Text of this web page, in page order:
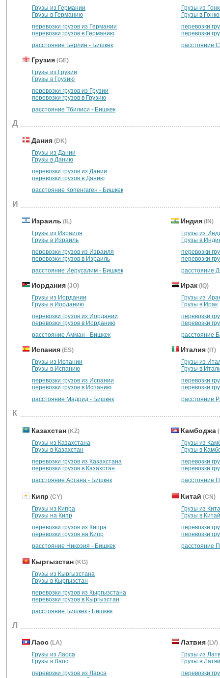
Грузы из Германии
Грузы в Германию
перевозки грузов из Германии
перевозки грузов в Германию
расстояние Берлин - Бишкек
Грузы из
Грузы в
перевозки
перевозки
расстояние
Грузия (GE)
Грузы из Грузии
Грузы в Грузию
перевозки грузов из Грузии
перевозки грузов в Грузию
расстояние Тбилиси - Бишкек
Д
Дания (DK)
Грузы из Дании
Грузы в Данию
перевозки грузов из Дании
перевозки грузов в Данию
расстояние Копенгаген - Бишкек
И
Израиль (IL)
Грузы из Израиля
Грузы в Израиль
перевозки грузов из Израиля
перевозки грузов в Израиль
расстояние Иерусалим - Бишкек
Индия (IN)
Грузы из
Грузы в
перевозки
перевозки
расстояние
Иордания (JO)
Грузы из Иордании
Грузы в Иорданию
перевозки грузов из Иордании
перевозки грузов в Иорданию
расстояние Амман - Бишкек
Ирак (IQ)
Грузы из
Грузы в Ирак
перевозки
перевозки
расстояние
Испания (ES)
Грузы из Испании
Грузы в Испанию
перевозки грузов из Испании
перевозки грузов в Испанию
расстояние Мадрид - Бишкек
Италия (IT)
Грузы из
Грузы в
перевозки
перевозки
расстояние
К
Казахстан (KZ)
Грузы из Казахстана
Грузы в Казахстан
перевозки грузов из Казахстана
перевозки грузов в Казахстан
расстояние Астана - Бишкек
Камбоджа
Грузы из
Грузы в
перевозки
перевозки
расстояние
Кипр (CY)
Грузы из Кипра
Грузы на Кипр
перевозки грузов из Кипра
перевозки грузов на Кипр
расстояние Никозия - Бишкек
Китай (CN)
Грузы из
Грузы в Китай
перевозки
перевозки
расстояние
Кыргызстан (KG)
Грузы из Кыргызстана
Грузы в Кыргызстан
перевозки грузов из Кыргызстана
перевозки грузов в Кыргызстан
расстояние Бишкек - Бишкек
Л
Лаос (LA)
Грузы из Лаоса
Грузы в Лаос
перевозки грузов из Лаоса
Латвия (LV)
Грузы из
Грузы в
перевозки